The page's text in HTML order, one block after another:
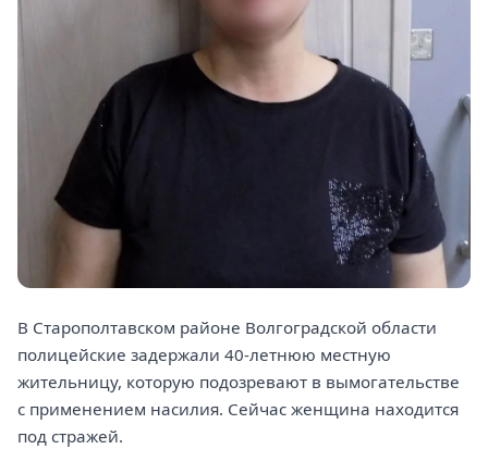
В Старополтавском районе Волгоградской области
полицейские задержали 40-летнюю местную
жительницу, которую подозревают в вымогательстве
с применением насилия. Сейчас женщина находится
под стражей.